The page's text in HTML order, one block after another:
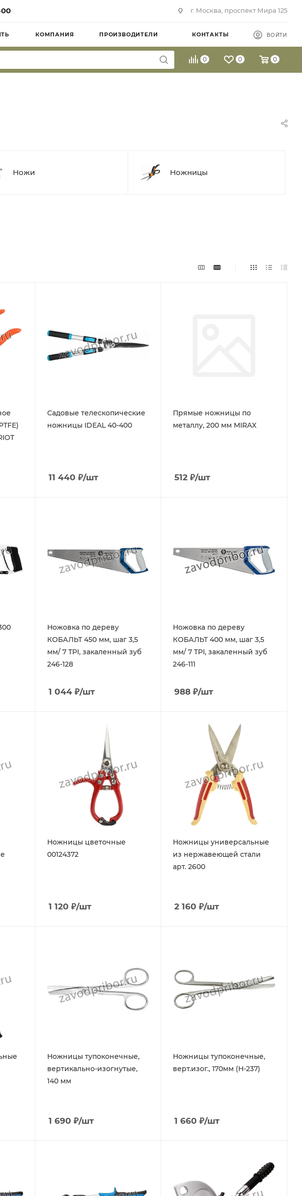
00 г. Москва, проспект Мира 125
КОМПАНИЯ ПРОИЗВОДИТЕЛИ КОНТАКТЫ ВОЙТИ
0 0 0
Ножи Ножницы
Садовые телескопические
ножницы IDEAL 40-400
11 440 ₽/шт
Прямые ножницы по
металлу, 200 мм MIRAX
512 ₽/шт
Ножовка по дереву
КОБАЛЬТ 450 мм, шаг 3,5
мм/ 7 TPI, закаленный зуб
246-128
1 044₽/шт
Ножовка по дереву
КОБАЛЬТ 400 мм, шаг 3,5
мм/ 7 TPI, закаленный зуб
246-111
988 ₽/шт
Ножницы цветочные
00124372
1 120 ₽/шт
Ножницы универсальные
из нержавеющей стали
арт. 2600
2 160 ₽/шт
Ножницы тупоконечные,
вертикально-изогнутые,
140 мм
1 690 ₽/шт
Ножницы тупоконечные,
верт.изог., 170мм (Н-237)
1 660 ₽/шт